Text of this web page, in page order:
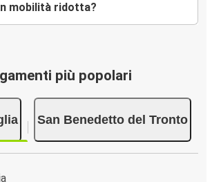
mobilità ridotta?
più popolari
San Benedetto del Tronto